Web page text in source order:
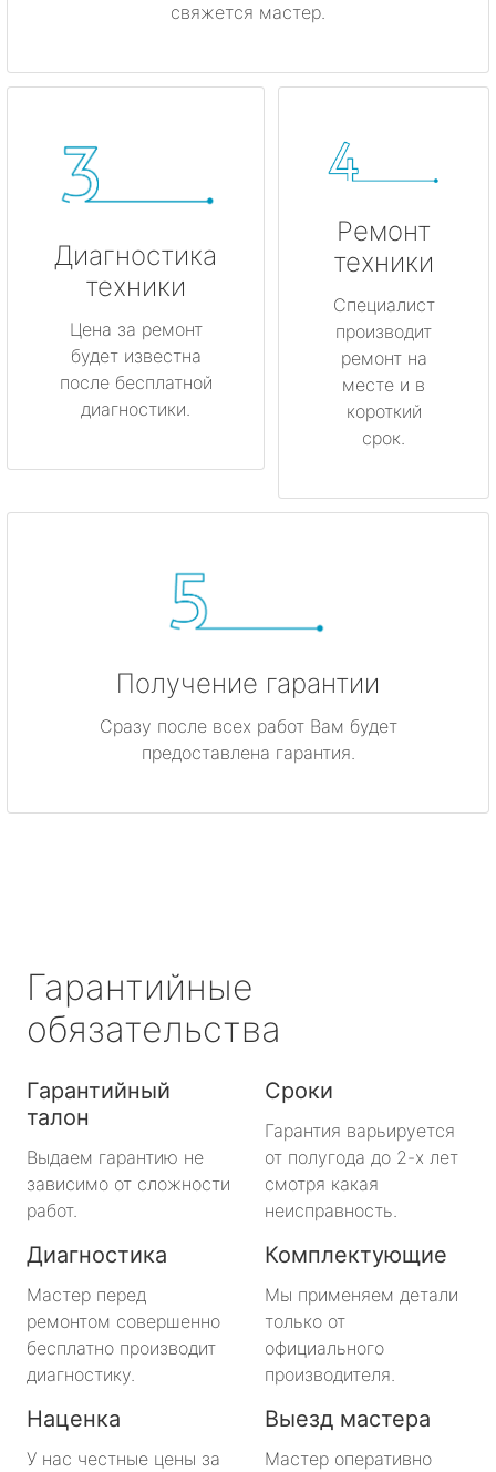
свяжется мастер.
Диагностика
техники
Цена за ремонт
будет известна
после бесплатной
диагностики.
Ремонт
техники
Специалист
производит
ремонт на
месте и в
короткий
срок.
Получение гарантии
Сразу после всех работ Вам будет
предоставлена гарантия.
Гарантийные
обязательства
Гарантийный
талон
Выдаем гарантию не
зависимо от сложности
работ.
Сроки
Гарантия варьируется
от полугода до 2-х лет
смотря какая
неисправность.
Диагностика
Мастер перед
ремонтом совершенно
бесплатно производит
диагностику.
Комплектующие
Мы применяем детали
только от
официального
производителя.
Наценка
У нас честные цены за
Выезд мастера
Мастер оперативно